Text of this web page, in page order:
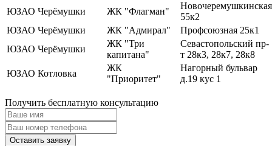
ЮЗАО Черёмушки ЖК "Флагман"
Новочеремушкинская
55к2
ЮЗАО Черёмушки ЖК "Адмирал"
Профсоюзная 25к1
ЮЗАО Черёмушки
ЖК "Три
капитана"
Севастопольский пр-
т 28к3, 28к7, 28к8
ЮЗАО Котловка
ЖК
"Приоритет"
Нагорный бульвар
д.19 кус 1
Получить бесплатную консультацию
Оставить заявку